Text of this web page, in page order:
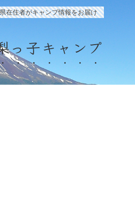
在住者がキャンプ情報をお届け
っ子キャンプ